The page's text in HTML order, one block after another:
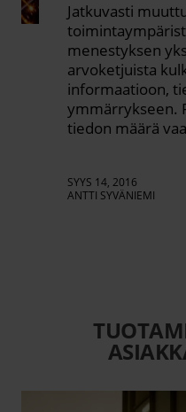
Jatkuvasti
menestyksen
arvoketjuista
informaatioon,
ymmärrykseen.
tiedon määrä
SYYS 14, 2016
ANTTI SYVÄNIEMI